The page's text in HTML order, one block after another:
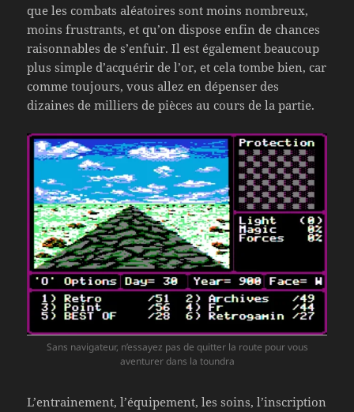
que les combats aléatoires sont moins nombreux,
moins frustrants, et qu’on dispose enfin de chances
raisonnables de s’enfuir. Il est également beaucoup
plus simple d’acquérir de l’or, et cela tombe bien, car
comme toujours, vous allez en dépenser des
dizaines de milliers de pièces au cours de la partie.
Sans navigateur, n’essayez pas de quitter la route pour vous
aventurer dans la toundra
L’entrainement, l’équipement, les soins, l’inscription